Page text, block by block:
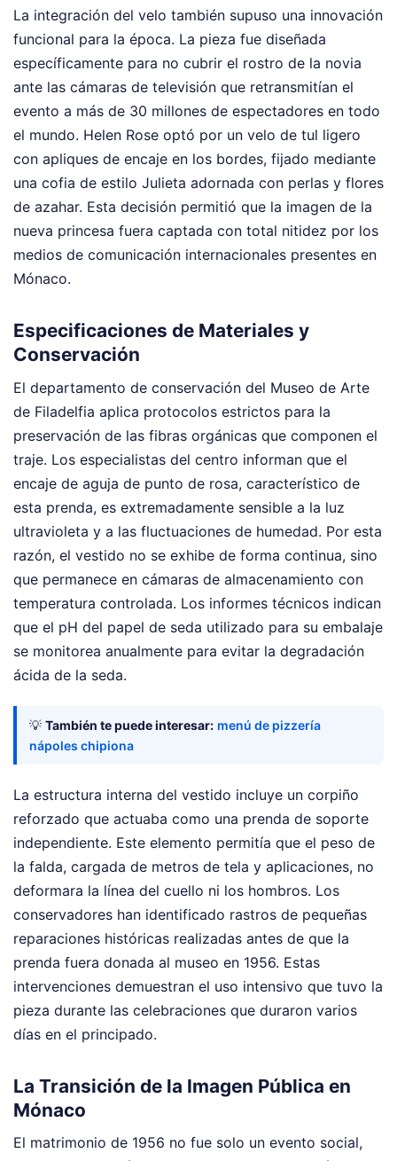
La integración del velo también supuso una innovación
funcional para la época. La pieza fue diseñada
específicamente para no cubrir el rostro de la novia
ante las cámaras de televisión que retransmitían el
evento a más de 30 millones de espectadores en todo
el mundo. Helen Rose optó por un velo de tul ligero
con apliques de encaje en los bordes, fijado mediante
una cofia de estilo Julieta adornada con perlas y flores
de azahar. Esta decisión permitió que la imagen de la
nueva princesa fuera captada con total nitidez por los
medios de comunicación internacionales presentes en
Mónaco.
Especificaciones de Materiales y
Conservación
El departamento de conservación del Museo de Arte
de Filadelfia aplica protocolos estrictos para la
preservación de las fibras orgánicas que componen el
traje. Los especialistas del centro informan que el
encaje de aguja de punto de rosa, característico de
esta prenda, es extremadamente sensible a la luz
ultravioleta y a las fluctuaciones de humedad. Por esta
razón, el vestido no se exhibe de forma continua, sino
que permanece en cámaras de almacenamiento con
temperatura controlada. Los informes técnicos indican
que el pH del papel de seda utilizado para su embalaje
se monitorea anualmente para evitar la degradación
ácida de la seda.
💡 También te puede interesar: menú de pizzería
nápoles chipiona
La estructura interna del vestido incluye un corpiño
reforzado que actuaba como una prenda de soporte
independiente. Este elemento permitía que el peso de
la falda, cargada de metros de tela y aplicaciones, no
deformara la línea del cuello ni los hombros. Los
conservadores han identificado rastros de pequeñas
reparaciones históricas realizadas antes de que la
prenda fuera donada al museo en 1956. Estas
intervenciones demuestran el uso intensivo que tuvo la
pieza durante las celebraciones que duraron varios
días en el principado.
La Transición de la Imagen Pública en
Mónaco
El matrimonio de 1956 no fue solo un evento social,